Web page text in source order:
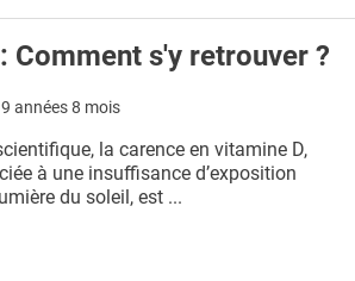
Comment s'y retrouver ?
9 années 8 mois
la carence en vitamine D,
à une insuffisance d’exposition
du soleil, est ...